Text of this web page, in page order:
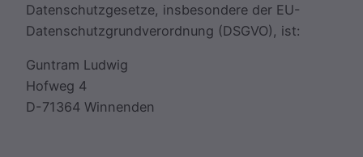
Datenschutzgesetze, insbesondere der EU-
Datenschutzgrundverordnung (DSGVO), ist:
Guntram Ludwig
Hofweg 4
D-71364 Winnenden